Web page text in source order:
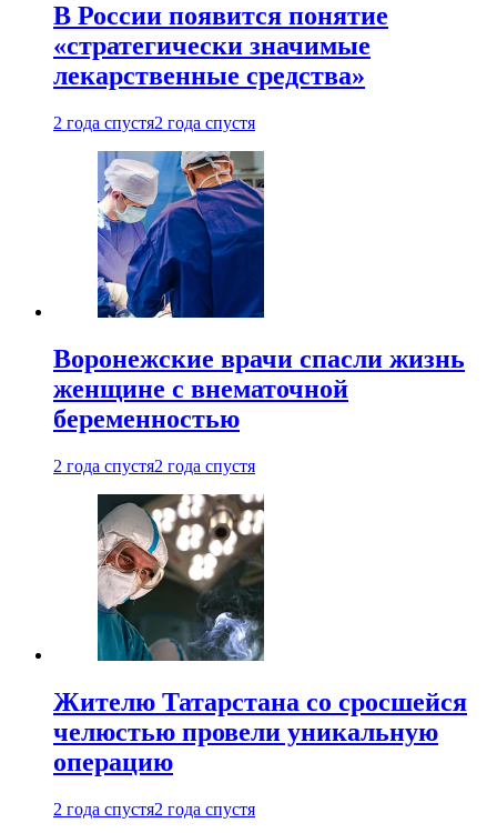
В России появится понятие
«стратегически значимые
лекарственные средства»
2 года спустя2 года спустя
Воронежские врачи спасли жизнь
женщине с внематочной
беременностью
2 года спустя2 года спустя
Жителю Татарстана со сросшейся
челюстью провели уникальную
операцию
2 года спустя2 года спустя